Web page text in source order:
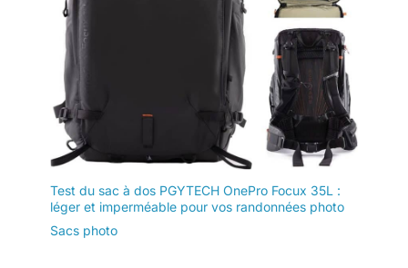
Test du sac à dos PGYTECH OnePro Focux 35L :
léger et imperméable pour vos randonnées photo
Sacs photo